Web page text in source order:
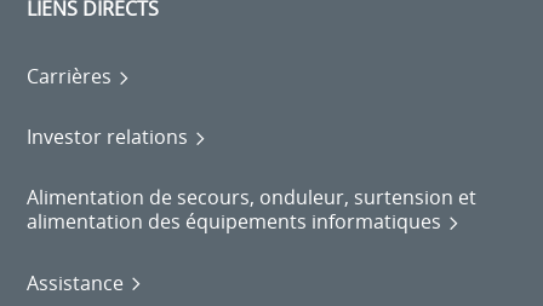
LIENS DIRECTS
Carrières
Investor relations
Alimentation de secours, onduleur, surtension et
alimentation des équipements informatiques
Assistance